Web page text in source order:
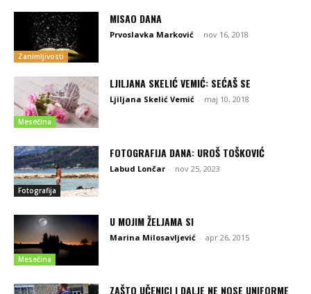
Zanimljivosti
MISAO DANA
Prvoslavka Marković - nov 16, 2018
Mesečina
LJILJANA SKELIĆ VEMIĆ: SEĆAŠ SE
Ljiljana Skelić Vemić - maj 10, 2018
Fotografija
FOTOGRAFIJA DANA: UROŠ TOŠKOVIĆ
Labud Lončar - nov 25, 2023
Mesečina
U MOJIM ŽELJAMA SI
Marina Milosavljević - apr 26, 2015
ZAŠTO UČENICI I DALJE NE NOSE UNIFORME